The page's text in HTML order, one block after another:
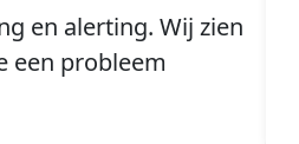
en alerting. Wij zien
een probleem